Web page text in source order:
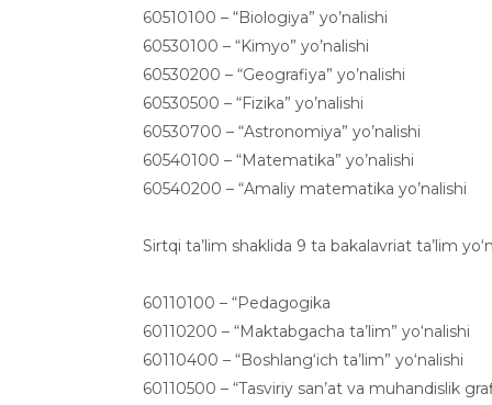
60510100 – “Biologiya” yo’nalishi
60530100 – “Kimyo” yo’nalishi
60530200 – “Geografiya” yo’nalishi
60530500 – “Fizika” yo’nalishi
60530700 – “Astronomiya” yo’nalishi
60540100 – “Matematika” yo’nalishi
60540200 – “Amaliy matematika yo’nalishi
Sirtqi ta’lim shaklida 9 ta bakalavriat ta’lim
60110100 – “Pedagogika
60110200 – “Maktabgacha ta’lim” yo‘nalishi
60110400 – “Boshlang‘ich ta’lim” yo‘nalishi
60110500 – “Tasviriy san’at va muhandislik